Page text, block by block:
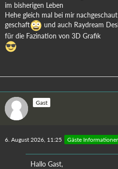
im bisherigen Leben
Hehe gleich mal bei mir
geschaft
und auch Raydream
für die Fazination von 3D Grafik
Gast
6. August 2026, 11:25 Gäste
Hallo Gast,